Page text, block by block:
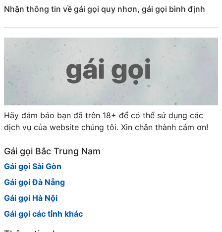
Nhận thông tin về gái gọi quy nhơn, gái gọi bình định
Hãy đảm bảo bạn đã trên 18+ để có thể sử dụng các
dịch vụ của website chúng tôi. Xin chân thành cảm ơn!
Gái gọi Bắc Trung Nam
Gái gọi Sài Gòn
Gái gọi Đà Nẵng
Gái gọi Hà Nội
Gái gọi các tỉnh khác